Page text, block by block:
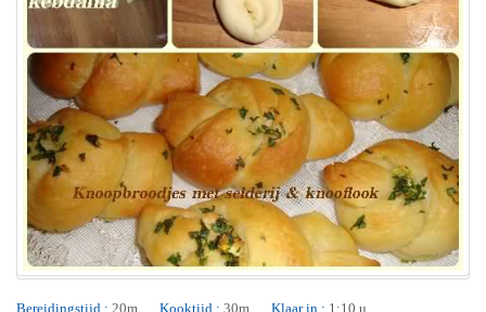
Bereidingstijd : 20m Kooktijd : 30m Klaar in : 1:10 u